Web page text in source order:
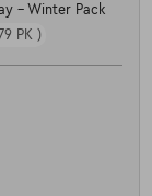
- Winter Pack
PK )